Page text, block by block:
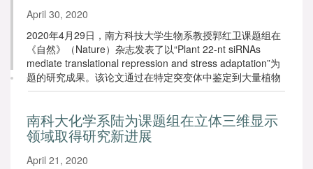
April 30, 2020
2020年4月29日，南方科技大学生物系教授郭红卫课题组在
《自然》（Nature）杂志发表了以“Plant 22-nt siRNAs
mediate translational repression and stress adaptation”为
题的研究成果。该论文通过在特定突变体中鉴定到大量植物
内源22nt siRNA，揭示了拟南芥22nt小RNA介导翻译抑制与
破性研究成果。
南科大化学系陆为课题组在立体三维显示
领域取得研究新进展
April 21, 2020